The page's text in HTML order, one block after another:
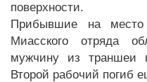
поверхности.
Прибывшие на место
Миасского отряда
мужчину из траншеи
Второй рабочий погиб